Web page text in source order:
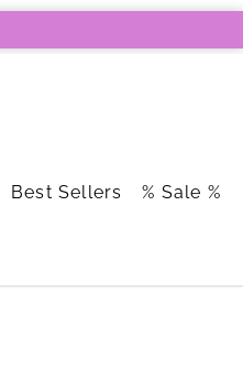
Best Sellers % Sale %